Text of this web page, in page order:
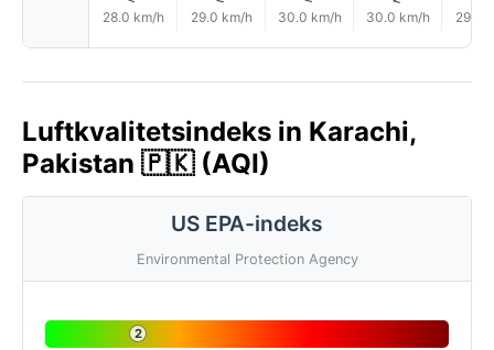
28.0 km/h 29.0 km/h 30.0 km/h 30.0 km/h 29.0
Luftkvalitetsindeks in Karachi,
Pakistan 🇵🇰 (AQI)
US EPA-indeks
Environmental Protection Agency
2